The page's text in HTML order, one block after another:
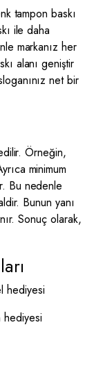
tampon baskı
ile daha
markanız her
alanı geniştir
net bir
Örneğin,
minimum
Bu nedenle
Bunun yanı
Sonuç olarak,
hediyesi
hediyesi